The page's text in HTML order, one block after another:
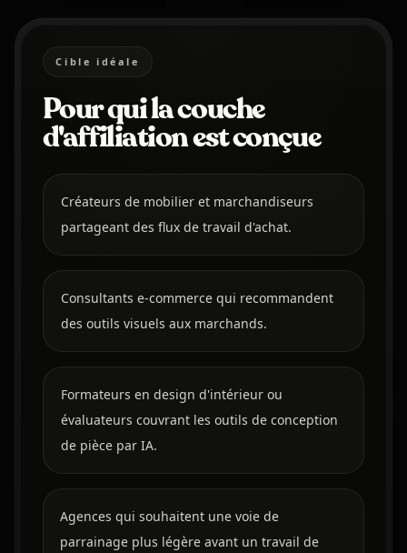
Cible idéale
Pour qui la couche
d'affiliation est conçue
Créateurs de mobilier et marchandiseurs
partageant des flux de travail d'achat.
Consultants e-commerce qui recommandent
des outils visuels aux marchands.
Formateurs en design d'intérieur ou
évaluateurs couvrant les outils de conception
de pièce par IA.
Agences qui souhaitent une voie de
parrainage plus légère avant un travail de